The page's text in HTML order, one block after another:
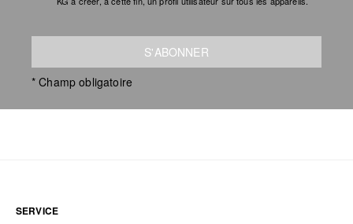
S'ABONNER
* Champ obligatoire
SERVICE